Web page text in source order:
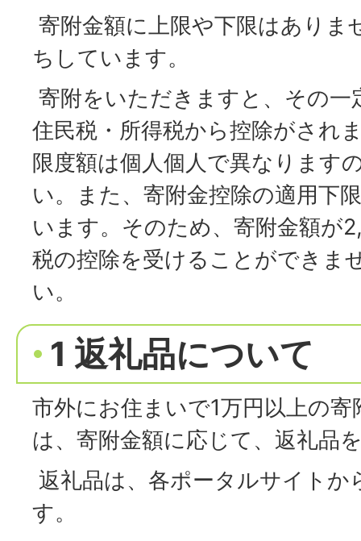
寄附金額に上限や下限はありま
ちしています。
寄附をいただきますと、その一
住民税・所得税から控除がされ
限度額は個人個人で異なります
い。また、寄附金控除の適用下
います。そのため、寄附金額が
税の控除を受けることができま
い。
1 返礼品について
市外にお住まいで1万円以上の
は、寄附金額に応じて、返礼品
返礼品は、各ポータルサイトか
す。